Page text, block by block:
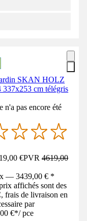
SKAN HOLZ
337x253 cm télégris
n'a pas encore été
€PVR4619,00
— 3439,00 € *
affichés sont des
frais de livraison en
par
€*/ pce